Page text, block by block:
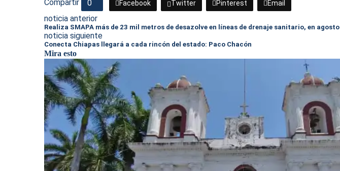
Compartir
0 Facebook Twitter Pinterest Email
noticia anterior
Realiza SMAPA más de 23 mil metros de desazolve en líneas de drenaje sanitario, en agosto
noticia siguiente
Conecta Chiapas llegará a cada rincón del estado: Paco Chacón
Mira esto